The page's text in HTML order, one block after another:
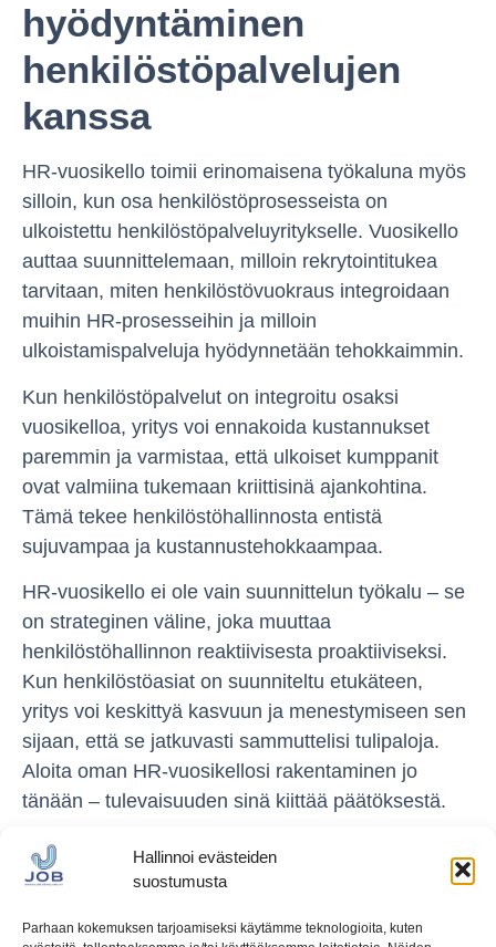
Hallinnoi evästeiden
suostumusta
Parhaan kokemuksen tarjoamiseksi käytämme teknologioita, kuten
hyödyntäminen
henkilöstöpalvelujen
kanssa
HR-vuosikello toimii erinomaisena työkaluna myös
silloin, kun osa henkilöstöprosesseista on
ulkoistettu henkilöstöpalveluyritykselle. Vuosikello
auttaa suunnittelemaan, milloin rekrytointitukea
tarvitaan, miten henkilöstövuokraus integroidaan
muihin HR-prosesseihin ja milloin
ulkoistamispalveluja hyödynnetään tehokkaimmin.
Kun henkilöstöpalvelut on integroitu osaksi
vuosikelloa, yritys voi ennakoida kustannukset
paremmin ja varmistaa, että ulkoiset kumppanit
ovat valmiina tukemaan kriittisinä ajankohtina.
Tämä tekee henkilöstöhallinnosta entistä
sujuvampaa ja kustannustehokkaampaa.
HR-vuosikello ei ole vain suunnittelun työkalu – se
on strateginen väline, joka muuttaa
henkilöstöhallinnon reaktiivisesta proaktiiviseksi.
Kun henkilöstöasiat on suunniteltu etukäteen,
yritys voi keskittyä kasvuun ja menestymiseen sen
sijaan, että se jatkuvasti sammuttelisi tulipaloja.
Aloita oman HR-vuosikellosi rakentaminen jo
tänään – tulevaisuuden sinä kiittää päätöksestä.